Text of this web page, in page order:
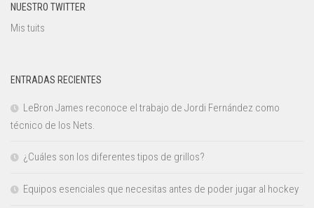
NUESTRO TWITTER
Mis tuits
ENTRADAS RECIENTES
LeBron James reconoce el trabajo de Jordi Fernández como
técnico de los Nets.
¿Cuáles son los diferentes tipos de grillos?
Equipos esenciales que necesitas antes de poder jugar al hockey